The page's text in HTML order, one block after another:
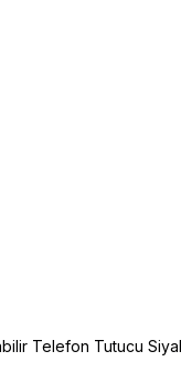
Telefon Tutucu